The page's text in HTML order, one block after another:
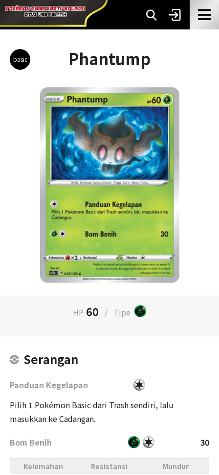
basic Phantump
HP 60 / Tipe
Serangan
Panduan Kegelapan
Pilih 1 Pokémon Basic dari Trash sendiri, lalu
masukkan ke Cadangan.
Bom Benih
30
Kelemahan Resistansi Mundur